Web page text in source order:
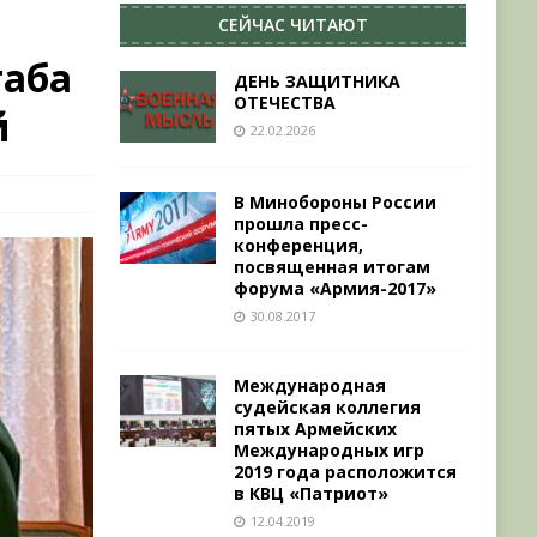
СЕЙЧАС ЧИТАЮТ
ДЕНЬ ЗАЩИТНИКА
ОТЕЧЕСТВА
22.02.2026
В Минобороны России
прошла пресс-
конференция,
посвященная итогам
форума «Армия-2017»
30.08.2017
Международная
судейская коллегия
пятых Армейских
Международных игр
2019 года расположится
в КВЦ «Патриот»
12.04.2019